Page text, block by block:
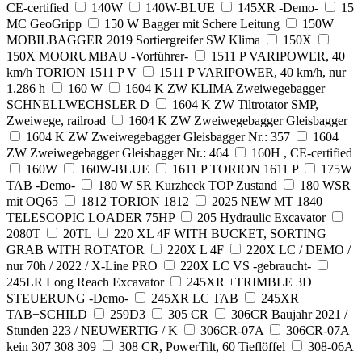
CE-certified
140W 140W-BLUE 145XR -Demo-
15
MC GeoGripp
150 W Bagger mit Schere Leitung
150W
MOBILBAGGER 2019 Sortiergreifer SW Klima
150X
150X MOORUMBAU -Vorführer-
1511 P VARIPOWER, 40
km/h TORION 1511 P V
1511 P VARIPOWER, 40 km/h, nur
1.286 h
160 W
1604 K ZW KLIMA Zweiwegebagger
SCHNELLWECHSLER D
1604 K ZW Tiltrotator SMP,
Zweiwege, railroad
1604 K ZW Zweiwegebagger Gleisbagger
1604 K ZW Zweiwegebagger Gleisbagger Nr.: 357
1604
ZW Zweiwegebagger Gleisbagger Nr.: 464
160H , CE-certified
160W
160W-BLUE 1611 P TORION 1611 P
175W
TAB -Demo-
180 W SR Kurzheck TOP Zustand
180 WSR
mit OQ65
1812 TORION 1812
2025 NEW MT 1840
TELESCOPIC LOADER 75HP
205 Hydraulic Excavator
2080T
20TL
220 XL 4F WITH BUCKET, SORTING
GRAB WITH ROTATOR
220X L 4F
220X LC / DEMO /
nur 70h / 2022 / X-Line PRO
220X LC VS -gebraucht-
245LR Long Reach Excavator
245XR +TRIMBLE 3D
STEUERUNG -Demo-
245XR LC TAB
245XR
TAB+SCHILD
259D3 305 CR
306CR Baujahr 2021 /
Stunden 223 / NEUWERTIG / K
306CR-07A
306CR-07A
kein 307 308 309
308 CR, PowerTilt, 60 Tieflöffel
308-06A